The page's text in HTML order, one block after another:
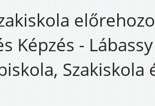
Képzés - Lábassy
Szakiskola